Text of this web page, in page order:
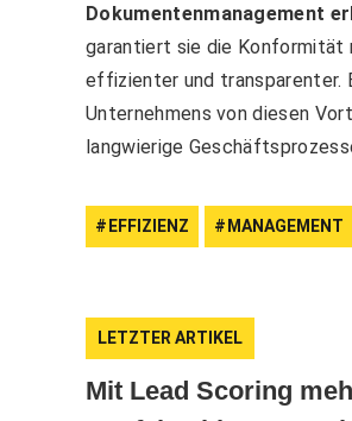
Dokumentenmanagement
garantiert sie die Konformität
effizienter und transparenter.
Unternehmens von diesen
langwierige
EFFIZIENZ MANAGEMENT
LETZTER ARTIKEL
Mit Lead Scoring